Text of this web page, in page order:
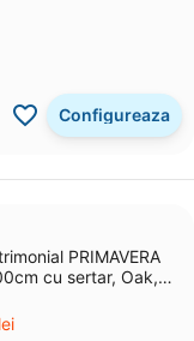
Configureaza
PRIMAVERA
cu sertar, Oak,
lei